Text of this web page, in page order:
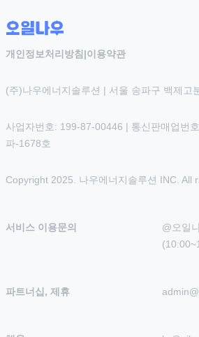
개인정보처리방침 |이용약관
(주)나우에너지솔루션 | 서울 송파구 백제고
사업자번호: 199-87-00446 | 통신판매업번
파-1678호
Copyright 2025. 나우에너지솔루션 INC. All
서비스 이용문의
@오일
파트너십, 제휴